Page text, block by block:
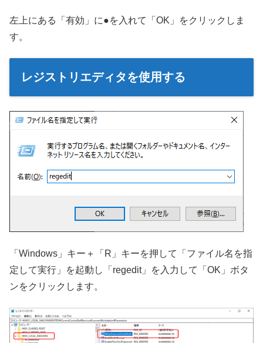
左上にある「有効」に●を入れて「OK」をクリックしま
す。
レジストリエディタを使用する
「Windows」キー＋「R」キーを押して「ファイル名を指
定して実行」を起動し「regedit」を入力して「OK」ボタ
ンをクリックします。